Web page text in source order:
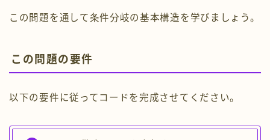
この問題を通して条件分岐の基本構造を学びましょう。
この問題の要件
以下の要件に従ってコードを完成させてください。